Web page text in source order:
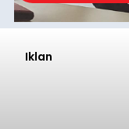
Iklan